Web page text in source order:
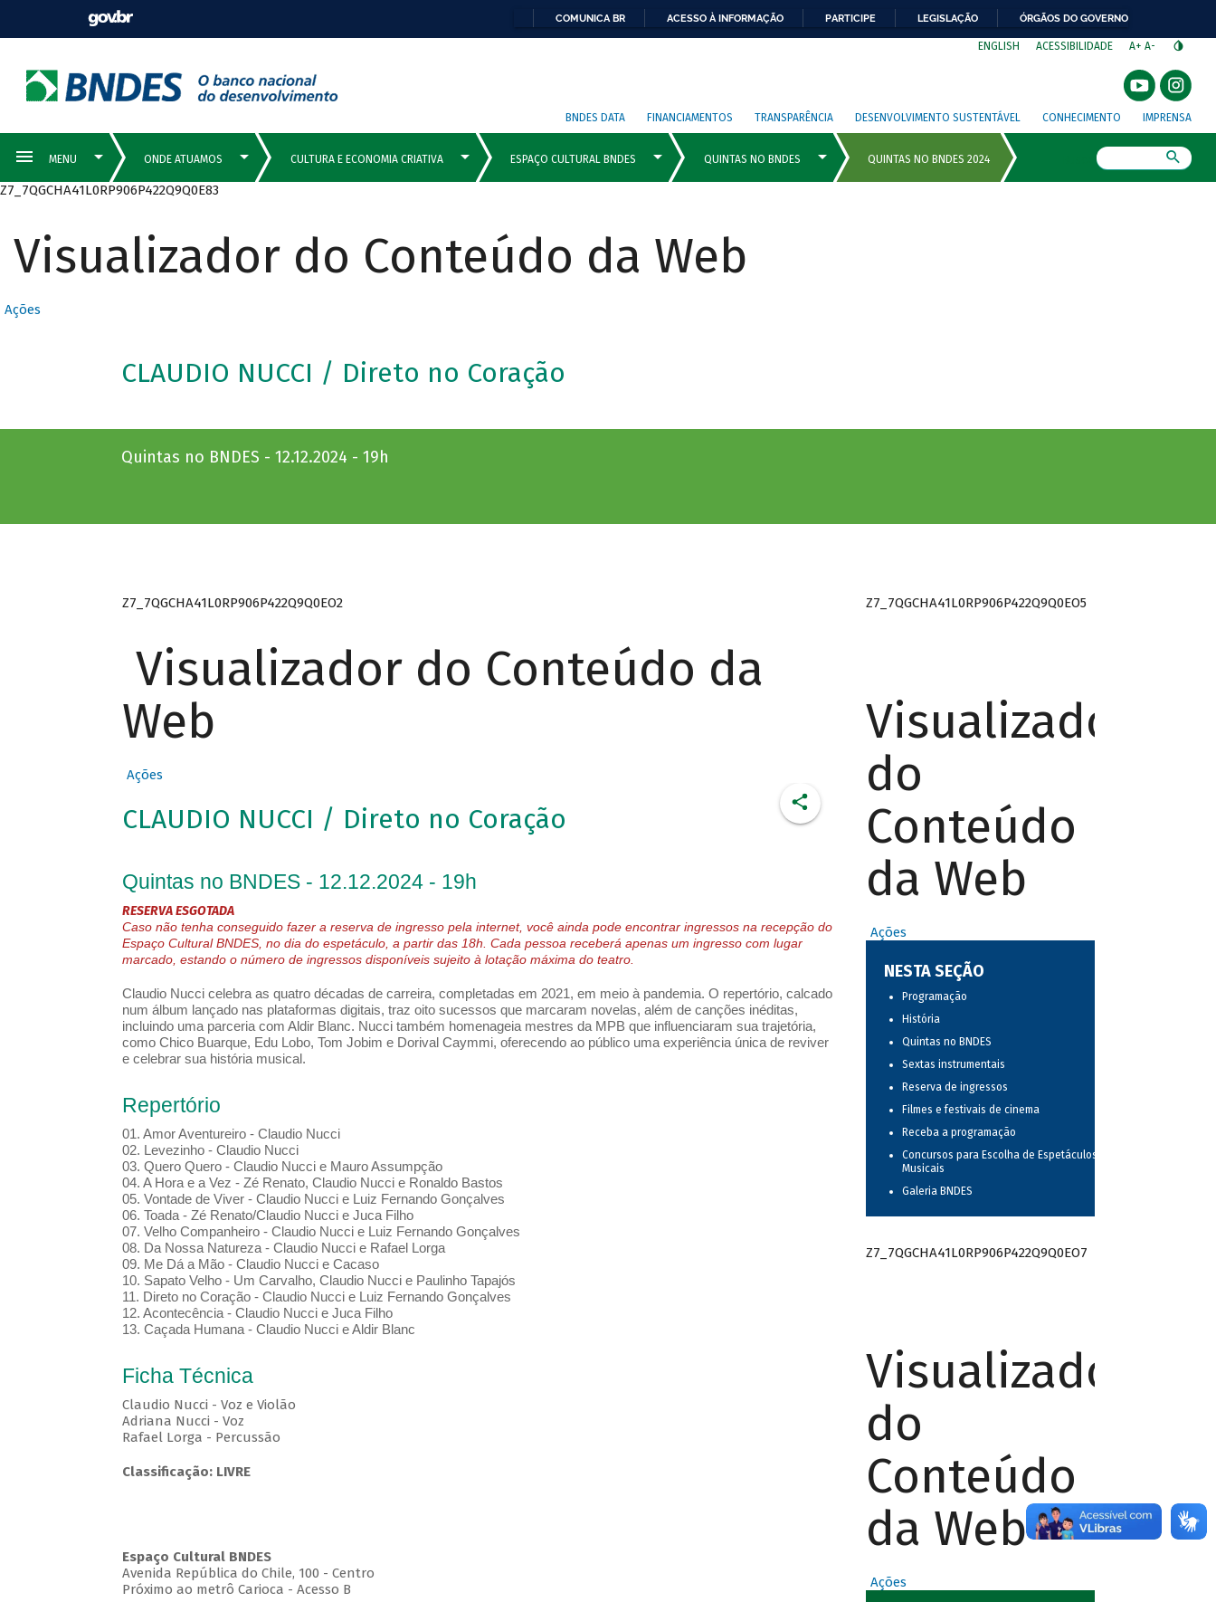
COMUNICA BR ACESSO À INFORMAÇÃO PARTICIPE LEGISLAÇÃO ÓRGÃOS DO GOVERNO
ENGLISH ACESSIBILIDADE A+ A-
BNDES DATA FINANCIAMENTOS TRANSPARÊNCIA DESENVOLVIMENTO SUSTENTÁVEL CONHECIMENTO IMPRENSA
Z7_7QGCHA41L0RP906P422Q9Q0E83
Visualizador do Conteúdo da Web
Ações
CLAUDIO NUCCI / Direto no Coração
Quintas no BNDES - 12.12.2024 - 19h
Z7_7QGCHA41L0RP906P422Q9Q0EO2
Visualizador do Conteúdo da
Web
Ações
CLAUDIO NUCCI / Direto no Coração
Quintas no BNDES - 12.12.2024 - 19h
RESERVA ESGOTADA
Caso não tenha conseguido fazer a reserva de ingresso pela internet, você ainda pode encontrar ingressos na recepção do
Espaço Cultural BNDES, no dia do espetáculo, a partir das 18h. Cada pessoa receberá apenas um ingresso com lugar
marcado, estando o número de ingressos disponíveis sujeito à lotação máxima do teatro.
Claudio Nucci celebra as quatro décadas de carreira, completadas em 2021, em meio à pandemia. O repertório, calcado
num álbum lançado nas plataformas digitais, traz oito sucessos que marcaram novelas, além de canções inéditas,
incluindo uma parceria com Aldir Blanc. Nucci também homenageia mestres da MPB que influenciaram sua trajetória,
como Chico Buarque, Edu Lobo, Tom Jobim e Dorival Caymmi, oferecendo ao público uma experiência única de reviver
e celebrar sua história musical.
Repertório
01. Amor Aventureiro - Claudio Nucci
02. Levezinho - Claudio Nucci
03. Quero Quero - Claudio Nucci e Mauro Assumpção
04. A Hora e a Vez - Zé Renato, Claudio Nucci e Ronaldo Bastos
05. Vontade de Viver - Claudio Nucci e Luiz Fernando Gonçalves
06. Toada - Zé Renato/Claudio Nucci e Juca Filho
07. Velho Companheiro - Claudio Nucci e Luiz Fernando Gonçalves
08. Da Nossa Natureza - Claudio Nucci e Rafael Lorga
09. Me Dá a Mão - Claudio Nucci e Cacaso
10. Sapato Velho - Um Carvalho, Claudio Nucci e Paulinho Tapajós
11. Direto no Coração - Claudio Nucci e Luiz Fernando Gonçalves
12. Acontecência - Claudio Nucci e Juca Filho
13. Caçada Humana - Claudio Nucci e Aldir Blanc
Ficha Técnica
Claudio Nucci - Voz e Violão
Adriana Nucci - Voz
Rafael Lorga - Percussão
Classificação: LIVRE
Espaço Cultural BNDES
Avenida República do Chile, 100 - Centro
Próximo ao metrô Carioca - Acesso B
Z7_7QGCHA41L0RP906P422Q9Q0EO5
Visualizador
do
Conteúdo
da Web
Ações
NESTA SEÇÃO
Programação
História
Quintas no BNDES
Sextas instrumentais
Reserva de ingressos
Filmes e festivais de cinema
Receba a programação
Concursos para Escolha de Espetáculos
Musicais
Galeria BNDES
Z7_7QGCHA41L0RP906P422Q9Q0EO7
Visualizador
do
Conteúdo
da Web
Ações